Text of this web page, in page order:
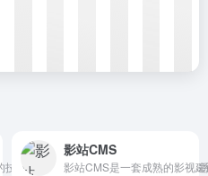
术团队开发，是你建站最佳选择的
影站CMS
影站CMS是一套成熟的影视